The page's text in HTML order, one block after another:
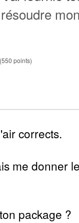
(550 points)
corrects.
me donner
package ?